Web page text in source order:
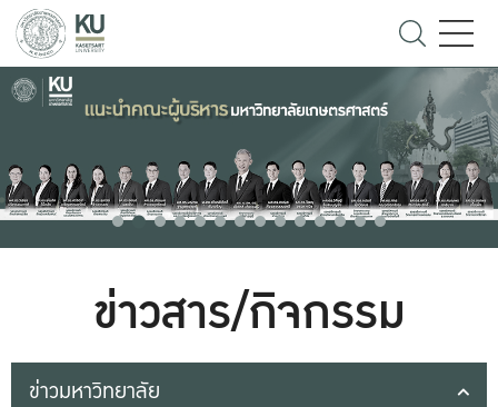
ข่าวสาร/กิจกรรม
ข่าวมหาวิทยาลัย